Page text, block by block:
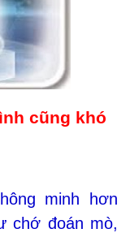
cũng khó
minh hơn
chớ đoán mò,